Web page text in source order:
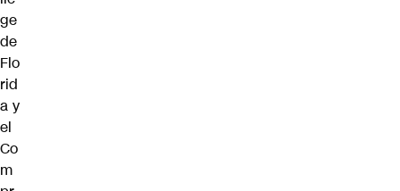
ge
de
Flo
rid
a y
el
Co
m